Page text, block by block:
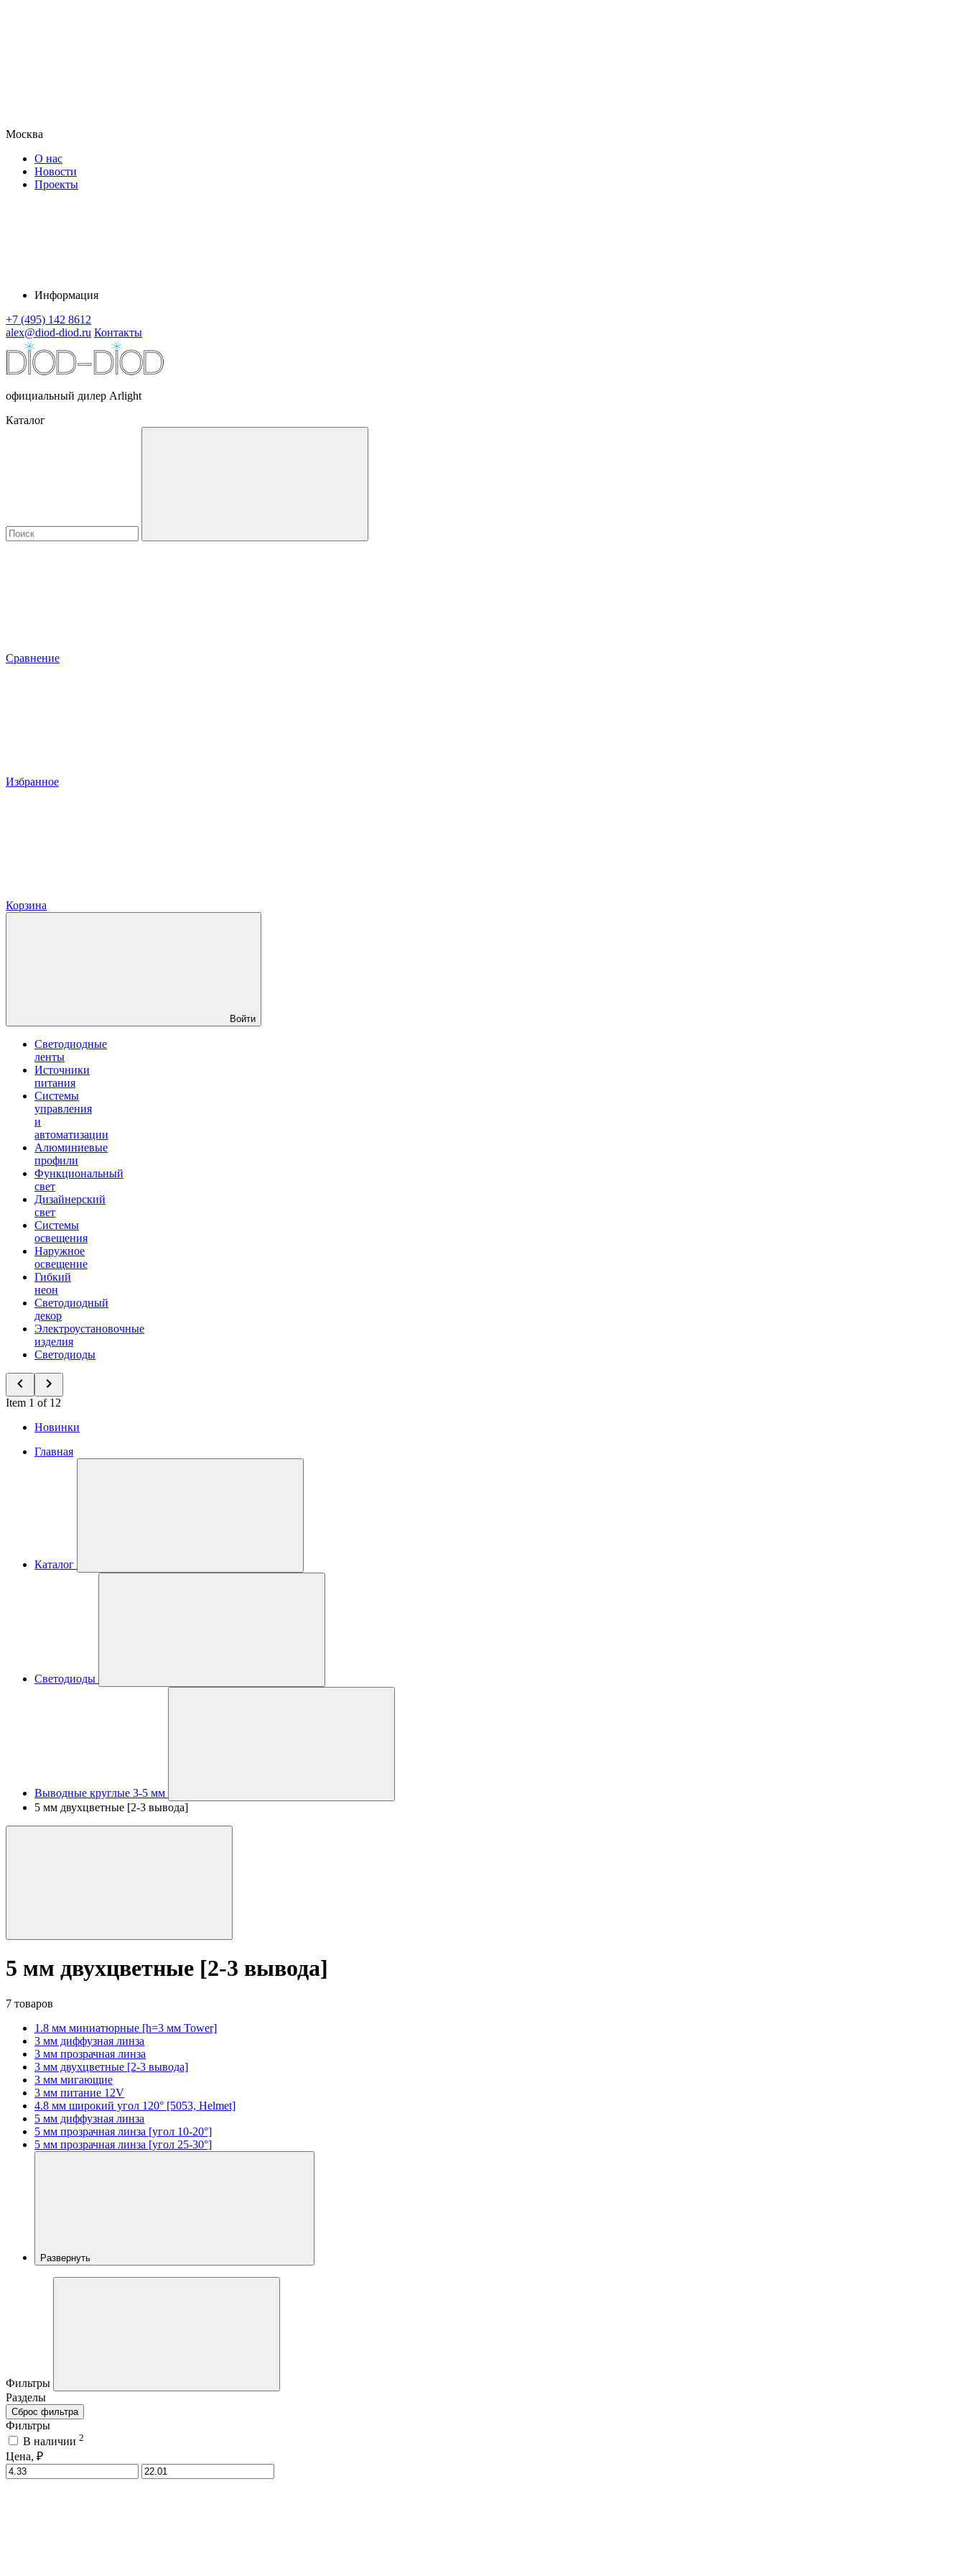
Москва
О нас
Новости
Проекты
Информация
+7 (495) 142 8612
alex@diod-diod.ru Контакты
официальный дилер Arlight
Каталог
Сравнение
Избранное
Корзина
Войти
Светодиодные
ленты
Источники
питания
Системы
управления
и
автоматизации
Алюминиевые
профили
Функциональный
свет
Дизайнерский
свет
Системы
освещения
Наружное
освещение
Гибкий
неон
Светодиодный
декор
Электроустановочные
изделия
Светодиоды
Item 1 of 12
Новинки
Главная
Каталог
Светодиоды
Выводные круглые 3-5 мм
5 мм двухцветные [2-3 вывода]
5 мм двухцветные [2-3 вывода]
7 товаров
1.8 мм миниатюрные [h=3 мм Tower]
3 мм диффузная линза
3 мм прозрачная линза
3 мм двухцветные [2-3 вывода]
3 мм мигающие
3 мм питание 12V
4.8 мм широкий угол 120° [5053, Helmet]
5 мм диффузная линза
5 мм прозрачная линза [угол 10-20°]
5 мм прозрачная линза [угол 25-30°]
Развернуть
Фильтры
Разделы
Сброс фильтра
Фильтры
В наличии 2
Цена, ₽